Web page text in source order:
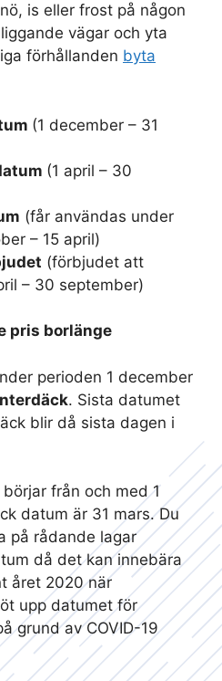
is eller frost på någon
vägar och yta
förhållanden byta
(1 december – 31
(1 april – 30
(får användas under
– 15 april)
(förbjudet att
– 30 september)
pris borlänge
perioden 1 december
. Sista datumet
blir då sista dagen i
börjar från och med 1
datum är 31 mars. Du
på rådande lagar
då det kan innebära
året 2020 när
upp datumet för
grund av COVID-19